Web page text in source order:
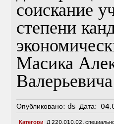
соискание
степени
Масика
Валерьевича
Опубликовано: ds Дата:
Категори Д 220.010.02,